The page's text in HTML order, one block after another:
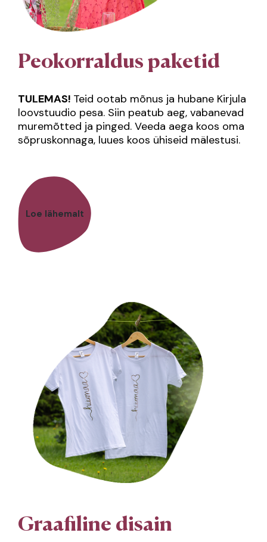
Peokorraldus paketid
TULEMAS! Teid ootab mõnus ja hubane Kirjula
loovstuudio pesa. Siin peatub aeg, vabanevad
muremõtted ja pinged. Veeda aega koos oma
sõpruskonnaga, luues koos ühiseid mälestusi.
Loe lähemalt
Graafiline disain